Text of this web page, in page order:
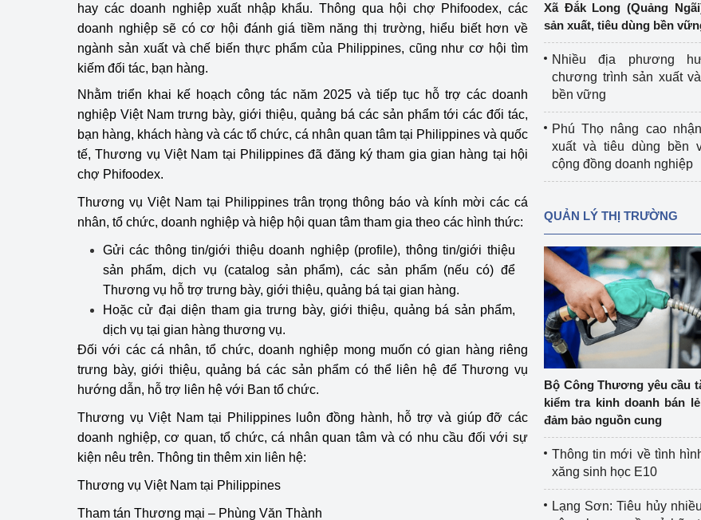
hay các doanh nghiệp xuất nhập khẩu. Thông qua hội chợ Phifoodex, các
doanh nghiệp sẽ có cơ hội đánh giá tiềm năng thị trường, hiểu biết hơn về
ngành sản xuất và chế biến thực phẩm của Philippines, cũng như cơ hội tìm
kiếm đối tác, bạn hàng.
Nhằm triển khai kế hoạch công tác năm 2025 và tiếp tục hỗ trợ các doanh
nghiệp Việt Nam trưng bày, giới thiệu, quảng bá các sản phẩm tới các đối tác,
bạn hàng, khách hàng và các tổ chức, cá nhân quan tâm tại Philippines và quốc
tế, Thương vụ Việt Nam tại Philippines đã đăng ký tham gia gian hàng tại hội
chợ Phifoodex.
Thương vụ Việt Nam tại Philippines trân trọng thông báo và kính mời các cá
nhân, tổ chức, doanh nghiệp và hiệp hội quan tâm tham gia theo các hình thức:
Gửi các thông tin/giới thiệu doanh nghiệp (profile), thông tin/giới thiệu
sản phẩm, dịch vụ (catalog sản phẩm), các sản phẩm (nếu có) để
Thương vụ hỗ trợ trưng bày, giới thiệu, quảng bá tại gian hàng.
Hoặc cử đại diện tham gia trưng bày, giới thiệu, quảng bá sản phẩm,
dịch vụ tại gian hàng thương vụ.
Đối với các cá nhân, tổ chức, doanh nghiệp mong muốn có gian hàng riêng
trưng bày, giới thiệu, quảng bá các sản phẩm có thể liên hệ để Thương vụ
hướng dẫn, hỗ trợ liên hệ với Ban tổ chức.
Thương vụ Việt Nam tại Philippines luôn đồng hành, hỗ trợ và giúp đỡ các
doanh nghiệp, cơ quan, tổ chức, cá nhân quan tâm và có nhu cầu đối với sự
kiện nêu trên. Thông tin thêm xin liên hệ:
Thương vụ Việt Nam tại Philippines
Tham tán Thương mại – Phùng Văn Thành
Xã Đắk Long (Quảng
sản xuất, tiêu dùng bền
Nhiều địa phương
chương trình sản xuất
bền vững
Phú Thọ nâng cao
xuất và tiêu dùng bền
cộng đồng doanh nghiệp
QUẢN LÝ THỊ TRƯỜNG
Bộ Công Thương yêu cầu
kiểm tra kinh doanh bán
đảm bảo nguồn cung
Thông tin mới về tình
xăng sinh học E10
Lạng Sơn: Tiêu hủy